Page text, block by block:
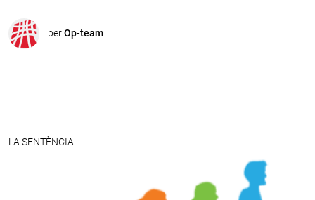
perOp-team
LA SENTÈNCIA